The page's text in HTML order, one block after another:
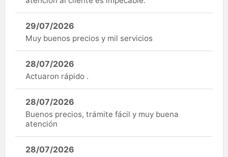
29/07/2026
Muy buenos precios y mil servicios
28/07/2026
Actuaron rápido .
28/07/2026
Buenos precios, trámite fácil y muy buena
atención
28/07/2026